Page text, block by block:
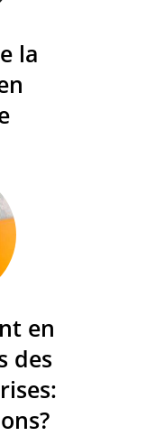
la
en
des